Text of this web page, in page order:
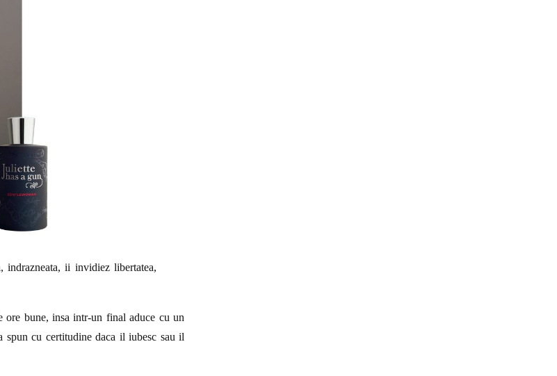
indrazneata, ii invidiez libertatea,
bune, insa intr-un final aduce cu un
cu certitudine daca il iubesc sau il